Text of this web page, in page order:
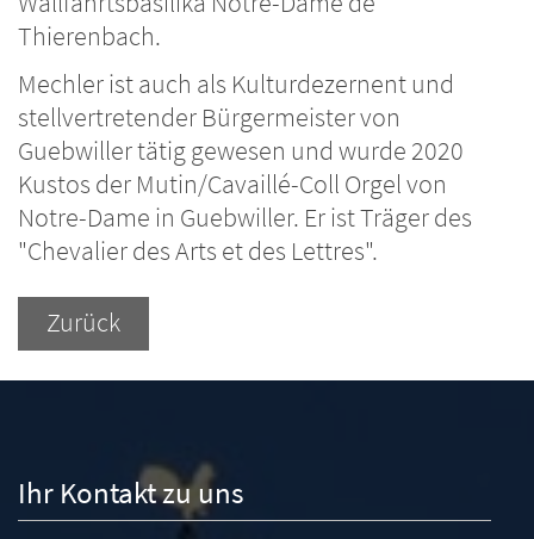
Thierenbach.
Mechler ist auch als Kulturdezernent und
stellvertretender Bürgermeister von
Guebwiller tätig gewesen und wurde 2020
Kustos der Mutin/Cavaillé-Coll Orgel von
Notre-Dame in Guebwiller. Er ist Träger des
"Chevalier des Arts et des Lettres".
Zurück
Ihr Kontakt zu uns